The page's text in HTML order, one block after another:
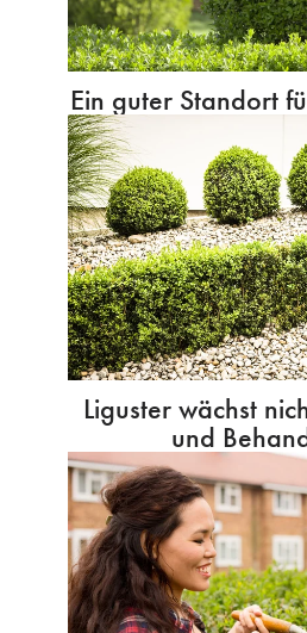
Ein guter Standort
Liguster wächst
und